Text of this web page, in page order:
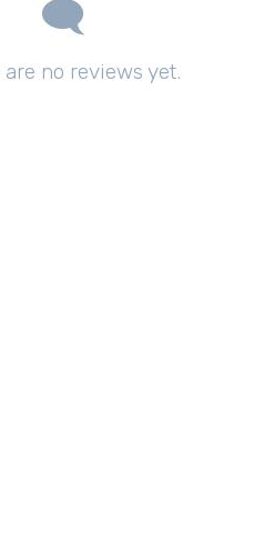
are no reviews yet.